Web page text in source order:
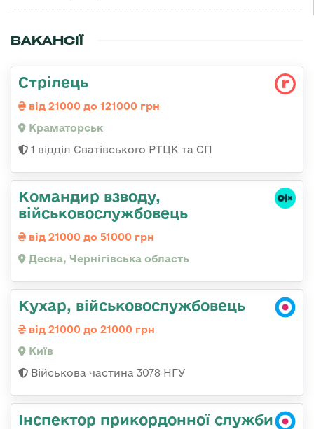
ВАКАНСІЇ
Стрілець
від 21000 до 121000 грн
Краматорськ
1 відділ Сватівського РТЦК та СП
Командир взводу,
військовослужбовець
від 21000 до 51000 грн
Десна, Чернігівська область
Кухар, військовослужбовець
від 21000 до 21000 грн
Київ
Військова частина 3078 НГУ
Інспектор прикордонної служби